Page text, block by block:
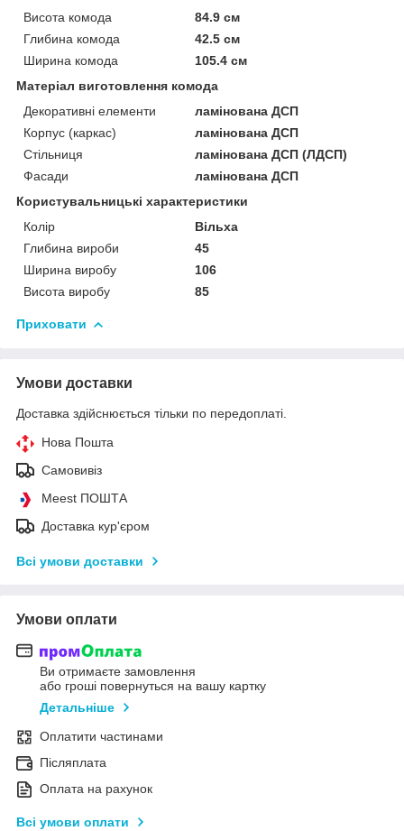
Висота комода
84.9 см
Глибина комода
42.5 см
Ширина комода
105.4 см
Матеріал виготовлення комода
Декоративні елементи
ламінована ДСП
Корпус (каркас)
ламінована ДСП
Стільниця
ламінована ДСП (ЛДСП)
Фасади
ламінована ДСП
Користувальницькі характеристики
Колір
Вільха
Глибина вироби
45
Ширина виробу
106
Висота виробу
85
Приховати
Умови доставки
Доставка здійснюється тільки по передоплаті.
Нова Пошта
Самовивіз
Meest ПОШТА
Доставка кур'єром
Всі умови доставки
Умови оплати
Ви отримаєте замовлення
або гроші повернуться на вашу картку
Детальніше
Оплатити частинами
Післяплата
Оплата на рахунок
Всі умови оплати